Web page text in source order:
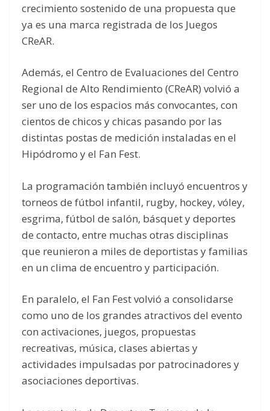
crecimiento sostenido de una propuesta que
ya es una marca registrada de los Juegos
CReAR.
Además, el Centro de Evaluaciones del Centro
Regional de Alto Rendimiento (CReAR) volvió a
ser uno de los espacios más convocantes, con
cientos de chicos y chicas pasando por las
distintas postas de medición instaladas en el
Hipódromo y el Fan Fest.
La programación también incluyó encuentros y
torneos de fútbol infantil, rugby, hockey, vóley,
esgrima, fútbol de salón, básquet y deportes
de contacto, entre muchas otras disciplinas
que reunieron a miles de deportistas y familias
en un clima de encuentro y participación.
En paralelo, el Fan Fest volvió a consolidarse
como uno de los grandes atractivos del evento
con activaciones, juegos, propuestas
recreativas, música, clases abiertas y
actividades impulsadas por patrocinadores y
asociaciones deportivas.